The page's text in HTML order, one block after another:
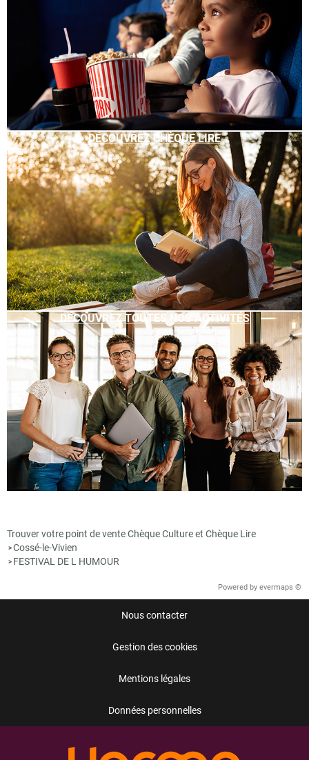
DÉCOUVREZ CHÈQUE LIRE
DÉCOUVREZ TOUTES NOS ACTIVITÉS
Trouver votre point de vente Chèque Culture et Chèque Lire
>Cossé-le-Vivien
> FESTIVAL DE L HUMOUR
Powered by evermaps ©
Nous contacter
Gestion des cookies
Mentions légales
Données personnelles